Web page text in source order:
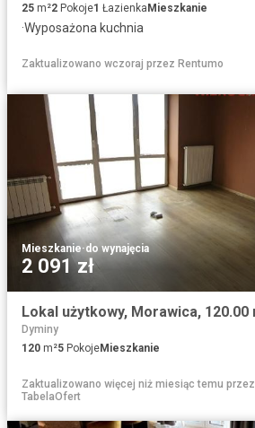
25 m²2 Pokoje1 ŁazienkaMieszkanie
·Wyposażona kuchnia
Zaktualizowano wczoraj przez Rentumo
Mieszkanie·do wynajęcia
2 091 zł
Dyminy
120 m²5 PokojeMieszkanie
Zaktualizowano więcej niż miesiąc temu przez
TabelaOfert